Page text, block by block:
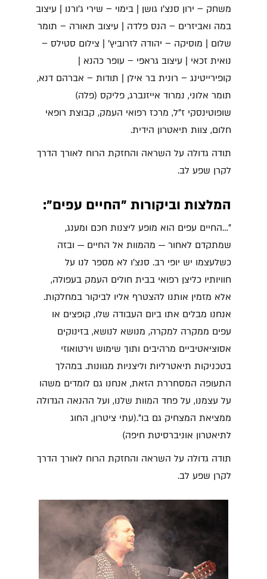
משחק – ירון סנצ'ו גושן | בימוי – שירי ג'ורנו | עיצוב
במה ואביזרים – הנס פלדה | עיצוב תאורה – תומר
שלום | מוסיקה – יהודה לזרוביץ' | צילום סטילס –
נואית זכאי | עיצוב גראפי – עופר כהנא |
קופירייטינג – רונית בר אילן | תודות – אברהם דנא,
תומר אלוני, נמרוד אייזנברג, פליקס (פלה)
שופוטינסקי ז"ל, מרכז רפואי העמק, קבוצת רופאי
חלום, צוות תיאטרון הידית.
תודה גדולה על השראה והחזקת הרוח לאורך הדרך
לקרן שפע לב.
המלצות וביקורות "החיים עפים":
"…החיים עפים הוא מופע ליצנות חכם ומענג,
שמתקדם לאחור — מהמוות אל החיים — ובזה
כשלעצמו יש יופי רב. סנצ׳ו לא מספר לנו על
חוויותיו כליצן רפואי בבית חולים העמק בעפולה,
אלא מזמין אותנו להצטרף אליו לביקור במחלקות.
אנחנו מבלים אתו ביום העבודה שלו, קופצים או
עפים ממקרה למקרה, מנושא לנושא, בזינוקים
אסוציאטיביים מרהיבים ותוך שימוש וירטואוזי
בטכניקות תיאטרליות וליצניות מגוונות. במהלך
התעופה המסחררת הזאת, אנחנו גם לומדים משהו
על עצמנו, על פחד המוות שלנו, ועל ההנאה הגדולה
ממציאת המצחיק גם בו".(עתי ציטרון, החוג
לתיאטרון אוניברסיטת חיפה)
תודה גדולה על השראה והחזקת הרוח לאורך הדרך
לקרן שפע לב.